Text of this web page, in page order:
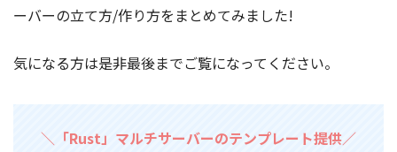
ーバーの立て方/作り方をまとめてみました!
気になる方は是非最後までご覧になってください。
＼「Rust」マルチサーバーのテンプレート提供／